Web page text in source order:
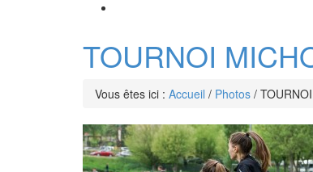
TOURNOI
Vous êtes ici : Accueil / Photos /